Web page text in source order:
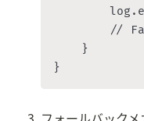
//
    }